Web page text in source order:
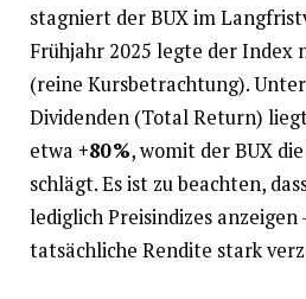
stagniert der BUX im
Frühjahr 2025 legte der Index
(reine Kursbetrachtung).
Dividenden (Total Return)
etwa +80 %, womit der BUX
schlägt. Es ist zu beachten,
lediglich Preisindizes anzeigen
tatsächliche Rendite stark